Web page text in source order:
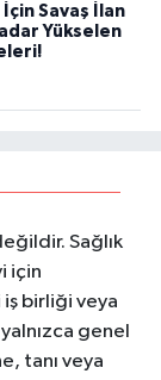
Savaş İlan
Yükselen
Sağlık
için
birliği veya
genel
tanı veya